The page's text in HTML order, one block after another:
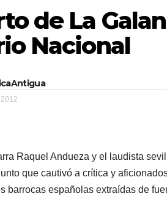
de La
Nacional
Raquel Andueza y el laudista
que cautivó a crítica y
barrocas españolas extraídas de